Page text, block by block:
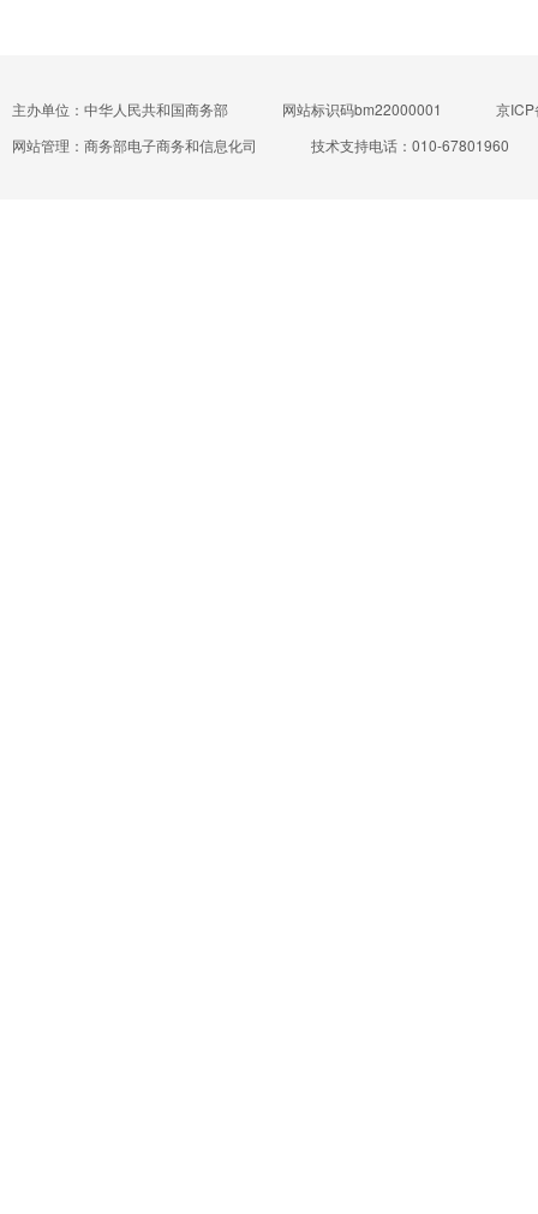
主办单位：中华人民共和国商务部 网站标识码bm22000001
京
网站管理：商务部电子商务和信息化司
技术支持电话：010-67801960